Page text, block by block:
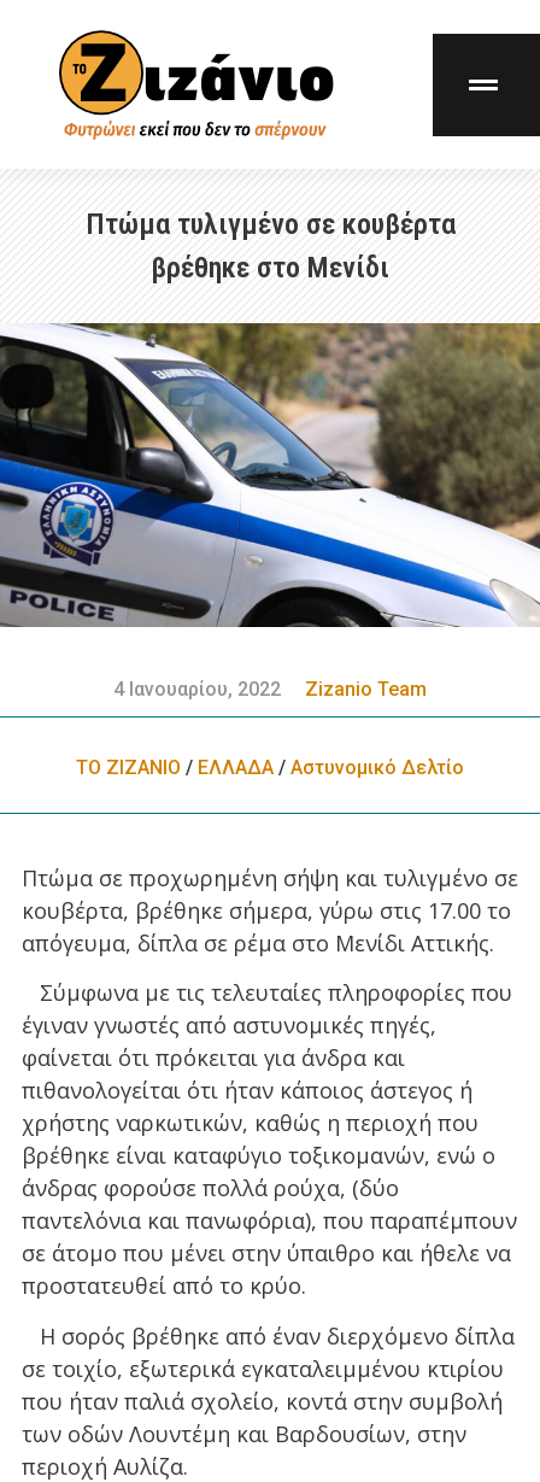
Πτώμα τυλιγμένο σε κουβέρτα
βρέθηκε στο Μενίδι
4 Ιανουαρίου, 2022 Zizanio Team
ΤΟ ΖΙΖΑΝΙΟ / ΕΛΛΑΔA / Αστυνομικό Δελτίο
Πτώμα σε προχωρημένη σήψη και τυλιγμένο σε
κουβέρτα, βρέθηκε σήμερα, γύρω στις 17.00 το
απόγευμα, δίπλα σε ρέμα στο Μενίδι Αττικής.
Σύμφωνα με τις τελευταίες πληροφορίες που
έγιναν γνωστές από αστυνομικές πηγές,
φαίνεται ότι πρόκειται για άνδρα και
πιθανολογείται ότι ήταν κάποιος άστεγος ή
χρήστης ναρκωτικών, καθώς η περιοχή που
βρέθηκε είναι καταφύγιο τοξικομανών, ενώ ο
άνδρας φορούσε πολλά ρούχα, (δύο
παντελόνια και πανωφόρια), που παραπέμπουν
σε άτομο που μένει στην ύπαιθρο και ήθελε να
προστατευθεί από το κρύο.
Η σορός βρέθηκε από έναν διερχόμενο δίπλα
σε τοιχίο, εξωτερικά εγκαταλειμμένου κτιρίου
που ήταν παλιά σχολείο, κοντά στην συμβολή
των οδών Λουντέμη και Βαρδουσίων, στην
περιοχή Αυλίζα.